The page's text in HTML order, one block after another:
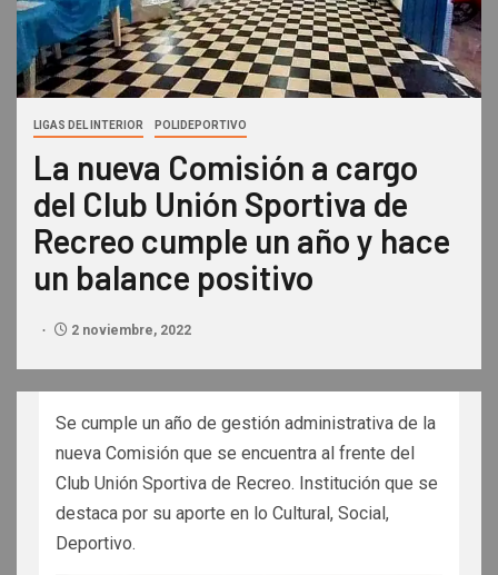
LIGAS DEL INTERIOR POLIDEPORTIVO
La nueva Comisión a cargo
del Club Unión Sportiva de
Recreo cumple un año y hace
un balance positivo
2 noviembre, 2022
Se cumple un año de gestión administrativa de la
nueva Comisión que se encuentra al frente del
Club Unión Sportiva de Recreo. Institución que se
destaca por su aporte en lo Cultural, Social,
Deportivo.